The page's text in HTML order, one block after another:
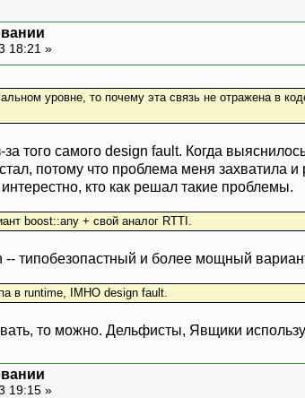
18:21 »
уровне, то почему эта связь не отражена в
того самого design fault. Когда
потому что проблема меня захватила
кто как решал такие проблемы.
boost::any + свой аналог RTTI.
типобезопастный и более мощный
в runtime, IMHO design fault.
то можно. Дельфисты, Явщики
19:15 »